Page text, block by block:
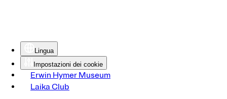
Lingua
Impostazioni dei cookie
Erwin Hymer Museum
Laika Club